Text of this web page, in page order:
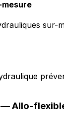
sur-
—Allo-